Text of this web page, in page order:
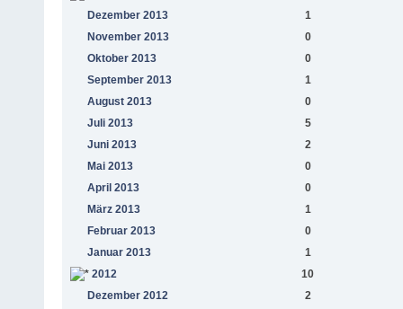
Dezember 2013
1
November 2013
0
Oktober 2013
0
September 2013
1
August 2013
0
Juli 2013
5
Juni 2013
2
Mai 2013
0
April 2013
0
März 2013
1
Februar 2013
0
Januar 2013
1
2012
10
Dezember 2012
2